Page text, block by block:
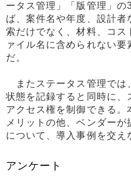
ータス管理」「版管理」の
ば、案件名や年度、設計
索だけでなく、材料、コス
ァイル名に含められない
だ。
またステータス管理では
状態を記録すると同時に、
アクセス権を制御できる
メリットの他、ベンダー
について、導入事例を交え
アンケート